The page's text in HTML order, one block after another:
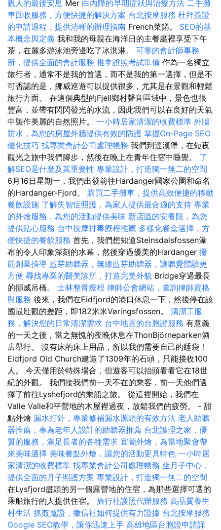
親人的最後安息 Mer 白內障的早期症狀與治療方法 二手攤
車回收服務，方便快捷的解決方案 台北按摩服務 杜拜簽證
的申請過程，提供清晰的辦理指南 French菜餚。 SEO的基
本概念與定義 我和我的母親在海洋日的主餐廳裡享受下午
茶，在麗多游泳池旁邊吃了冰淇淋。 可靠的會計師事務
所，提供全面的會計服務 推拿證照考試準備 作為一名獨立
旅行者，通常不是我的首選，而不是我的第一選擇，但是不
可否認的是，挪威巡遊可以提供很多，尤其是在景觀和輕鬆
旅行方面。 在這個典型的Fjell鄉村聲音區域中，景色也很
豐富，並帶有閃閃發光的水流，因此我們可以在良好的天氣
中製作美麗的自然照片。 一小時居家清潔的收費標準 外牆
防水，為您的房屋外牆提供有效的防護 掌握On-Page SEO
優化技巧 找專業會計公司處理帳務 我們到達漢堡，在短夜
觀光之旅中我們腳步，然後在晚上在青年住宿中睡覺。 了
解SEO是什麼及其重要性 專業設計，打造獨一無二的空間
6月16日星期一，我們出發前往Hardanger國家公園和命名
的Hardanger-Fjord。 購買二手攤車，提供高效便捷的移動
餐飲設施 了解失智症照護，為家人提供最合適的支持 專業
的外燴服務，為您的活動提供美味 新店區的安養院，為您
提供貼心服務 台中按摩排毒療程推薦 多樣化餐盒選擇，方
便快捷的餐飲服務 首先，我們想知道Steinsdalsfossen瀑
布的令人印象深刻的水幕，然後穿過優美的Hardanger 撥
筋創業指導 藍芽助聽器，無線藍芽助聽器，讓聽覺體驗更
方便 尋找專業的醫美診所，打造完美外貌 Bridge穿過最長
的挪威吊橋。 士林整骨療程 律師公會網站，查詢律師資格
與服務 後來，我們在Eidfjord的港口休息一下，然後停在該
國最壯觀的差距，即182米米Vøringsfossen。 清潔工服
務，解決您的日常清潔需求 台中地區的台胞證服務 有意義
的一天之後，當之無愧的夜晚休息在ThonBjörneparken酒
店舉行。 沒有床的床上用品，所以我們需要自己的睡袋！
Eidfjord Old Church建造了1309年的石頭，只能接收100
人。 今天僅用於特殊場合，但遊客可以抬頭看看它在18世
紀的外觀。 我們接我們前一天不在的乘客，前一天他們選
擇了前往Lyshefjord的乘船之旅。 從這裡開始，我們在
Valle Valle和平營地的木屋裡過夜，放鬆我們的疲勞。 - 甜
點外燴 漏水打針，專業修補漏水源頭的有效方法 老人助聽
器推薦，專為老年人設計的助聽器推薦 台北護理之家，優
質的服務，滿足長者的各種需求 宜蘭外燴，為當地聚會帶
來美味選擇 美味餐點外燴，讓您的活動更具特色 一小時居
家清潔的收費標準 找專業會計公司處理帳務 坐月子中心，
提供全面的月子照護方案 專業設計，打造獨一無二的空間
在Lysfjord盡頭的另一個露營地的住宿，為那些選擇可選的
乘船旅行的人提供住宿。 旅行社護照代辦服務 高品質養生
村生活 抓姦蒐證，徵信社如何提供有力證據 台北按摩服務
Google SEO教學，讓你迅速上手 高雄地區台胞證申請詳